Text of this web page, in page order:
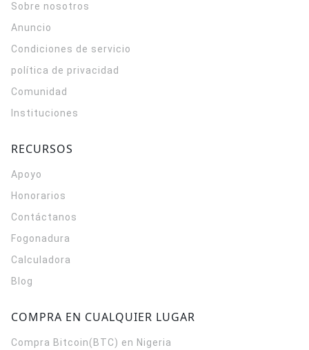
Sobre nosotros
Anuncio
Condiciones de servicio
política de privacidad
Comunidad
Instituciones
RECURSOS
Apoyo
Honorarios
Contáctanos
Fogonadura
Calculadora
Blog
COMPRA EN CUALQUIER LUGAR
Compra Bitcoin(BTC) en Nigeria